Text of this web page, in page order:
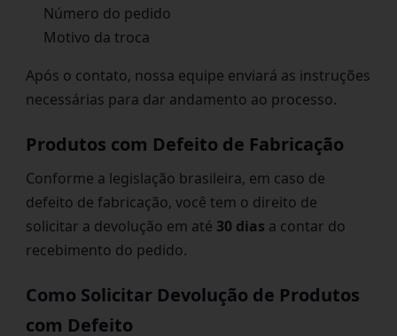
Número do pedido
Motivo da troca
Após o contato, nossa equipe enviará as instruções
necessárias para dar andamento ao processo.
Produtos com Defeito de Fabricação
Conforme a legislação brasileira, em caso de
defeito de fabricação, você tem o direito de
solicitar a devolução em até 30 dias a contar do
recebimento do pedido.
Como Solicitar Devolução de Produtos
com Defeito